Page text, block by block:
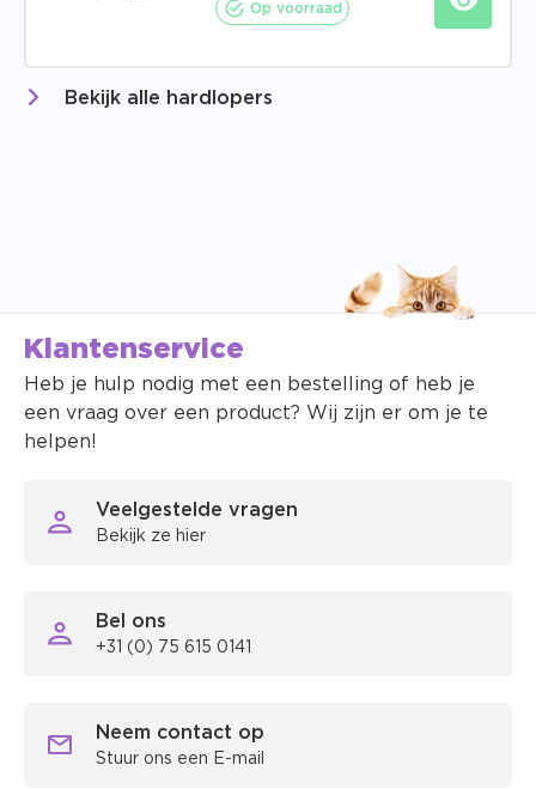
Op voorraad
Bekijk alle hardlopers
Klantenservice
Heb je hulp nodig met een bestelling of heb je
een vraag over een product? Wij zijn er om je te
helpen!
Veelgestelde vragen
Bekijk ze hier
Bel ons
+31 (0) 75 615 0141
Neem contact op
Stuur ons een E-mail